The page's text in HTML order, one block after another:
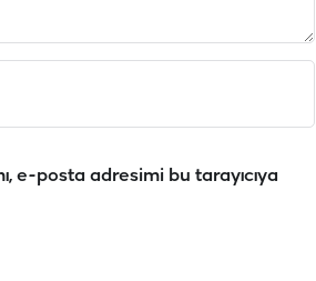
e-posta adresimi bu tarayıcıya